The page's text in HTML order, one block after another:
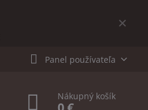
✕
Panel používateľa
Nákupný košík